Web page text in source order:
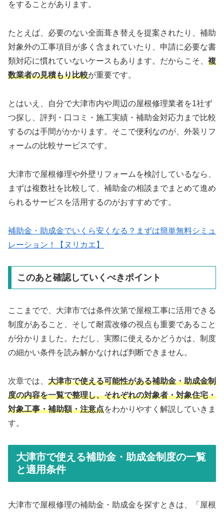
をすることがあります。
たとえば、必要のない全面葺き替えを提案されたり、補助
対象外の工事項目が多く含まれていたり、申請に必要な書
類対応に慣れていないケースもあります。だからこそ、 複
数業者の見積もり比較が重要です。
とはいえ、自分で大津市内や周辺の屋根修理業者を1社ず
つ探し、評判・口コミ・施工実績・補助金対応力まで比較
するのは手間がかかります。そこで便利なのが、外装リフ
ォームの比較サービスです。
大津市で屋根修理や外壁リフォームを検討しているなら、
まずは複数社を比較して、補助金の相談までまとめて進め
られるサービスを活用するのがおすすめです。
補助金・助成金でいくら安くなる？まずは簡単無料シミュ
レーション！【ヌリカエ】
このあと確認していくべきポイント
ここまでで、大津市では条件次第で屋根工事に活用できる
制度があること、そして耐震改修の視点も重要であること
が分かりました。ただし、実際に使えるかどうかは、制度
の細かい条件を読み解かなければ判断できません。
次章では、 大津市で使える可能性がある補助金・助成金制
度の内容を一覧で整理し、それぞれの対象者・対象住宅・
対象工事・補助額・注意点をわかりやすく解説していきま
す。
大津市で使える補助金・助成金制度の一覧
と適用条件
大津市で屋根修理の補助金・助成金を探すときは、「屋根